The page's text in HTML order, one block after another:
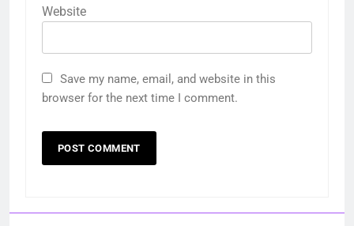
Website
Save my name, email, and website in this
browser for the next time I comment.